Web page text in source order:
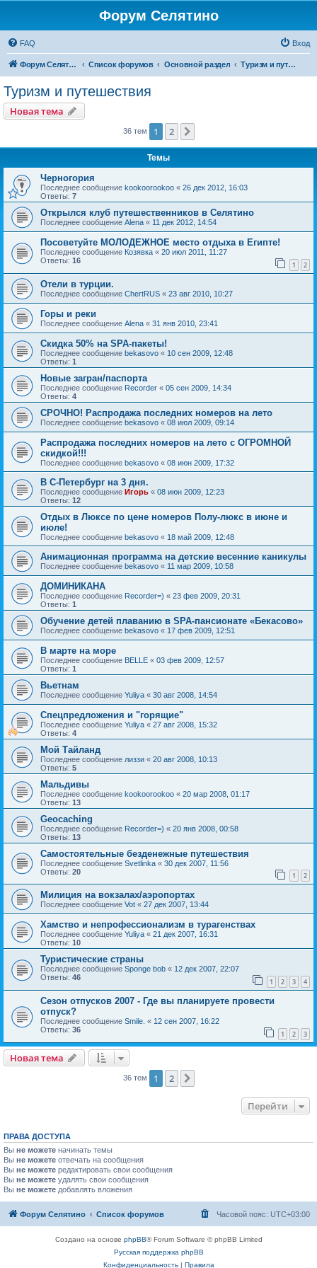
Форум Селятино
FAQ Вход
Форум Селятино Список форумов Основной раздел Туризм и путешествия
Туризм и путешествия
Новая тема
36 тем 1 2
Темы
Черногория
Последнее сообщение kookoorookoo « 26 дек 2012, 16:03
Ответы: 7
Открылся клуб путешественников в Селятино
Последнее сообщение Alena « 11 дек 2012, 14:54
Посоветуйте МОЛОДЕЖНОЕ место отдыха в Египте!
Последнее сообщение Козявка « 20 июл 2011, 11:27
Ответы: 16 1 2
Отели в турции.
Последнее сообщение ChertRUS « 23 авг 2010, 10:27
Горы и реки
Последнее сообщение Alena « 31 янв 2010, 23:41
Скидка 50% на SPA-пакеты!
Последнее сообщение bekasovo « 10 сен 2009, 12:48
Ответы: 1
Новые загран/паспорта
Последнее сообщение Recorder « 05 сен 2009, 14:34
Ответы: 4
СРОЧНО! Распродажа последних номеров на лето
Последнее сообщение bekasovo « 08 июл 2009, 09:14
Распродажа последних номеров на лето с ОГРОМНОЙ
скидкой!!!
Последнее сообщение bekasovo « 08 июн 2009, 17:32
В С-Петербург на 3 дня.
Последнее сообщение Игорь « 08 июн 2009, 12:23
Ответы: 12
Отдых в Люксе по цене номеров Полу-люкс в июне и
июле!
Последнее сообщение bekasovo « 18 май 2009, 12:48
Анимационная программа на детские весенние каникулы
Последнее сообщение bekasovo « 11 мар 2009, 10:58
ДОМИНИКАНА
Последнее сообщение Recorder=) « 23 фев 2009, 20:31
Ответы: 1
Обучение детей плаванию в SPA-пансионате «Бекасово»
Последнее сообщение bekasovo « 17 фев 2009, 12:51
В марте на море
Последнее сообщение BELLE « 03 фев 2009, 12:57
Ответы: 1
Вьетнам
Последнее сообщение Yuliya « 30 авг 2008, 14:54
Спецпредложения и "горящие"
Последнее сообщение Yuliya « 27 авг 2008, 15:32
Ответы: 4
Мой Тайланд
Последнее сообщение лиззи « 20 авг 2008, 10:13
Ответы: 5
Мальдивы
Последнее сообщение kookoorookoo « 20 мар 2008, 01:17
Ответы: 13
Geocaching
Последнее сообщение Recorder=) « 20 янв 2008, 00:58
Ответы: 13
Самостоятельные безденежные путешествия
Последнее сообщение Svetlinka « 30 дек 2007, 11:56
Ответы: 20 1 2
Милиция на вокзалах/аэропортах
Последнее сообщение Vot « 27 дек 2007, 13:44
Хамство и непрофессионализм в турагенствах
Последнее сообщение Yuliya « 21 дек 2007, 16:31
Ответы: 10
Туристические страны
Последнее сообщение Sponge bob « 12 дек 2007, 22:07
Ответы: 46 1 2 3 4
Сезон отпусков 2007 - Где вы планируете провести
отпуск?
Последнее сообщение Smile. « 12 сен 2007, 16:22
Ответы: 36 1 2 3
Новая тема
36 тем 1 2
Перейти
ПРАВА ДОСТУПА
Вы не можете начинать темы
Вы не можете отвечать на сообщения
Вы не можете редактировать свои сообщения
Вы не можете удалять свои сообщения
Вы не можете добавлять вложения
Форум Селятино Список форумов Часовой пояс: UTC+03:00
Создано на основе phpBB® Forum Software © phpBB Limited
Русская поддержка phpBB
Конфиденциальность| Правила